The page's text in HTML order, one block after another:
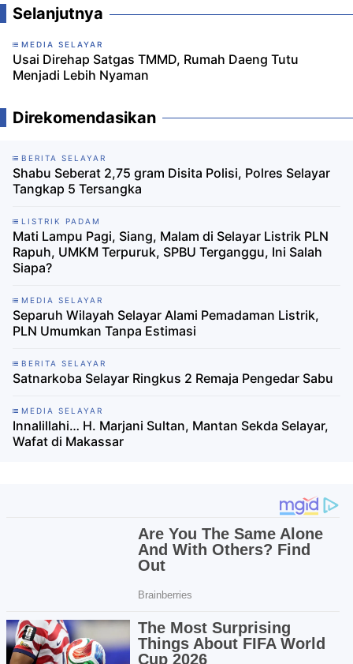
Selanjutnya
MEDIA SELAYAR
Usai Direhap Satgas TMMD, Rumah Daeng Tutu
Menjadi Lebih Nyaman
Direkomendasikan
BERITA SELAYAR
Shabu Seberat 2,75 gram Disita Polisi, Polres Selayar
Tangkap 5 Tersangka
LISTRIK PADAM
Mati Lampu Pagi, Siang, Malam di Selayar Listrik PLN
Rapuh, UMKM Terpuruk, SPBU Terganggu, Ini Salah
Siapa?
MEDIA SELAYAR
Separuh Wilayah Selayar Alami Pemadaman Listrik,
PLN Umumkan Tanpa Estimasi
BERITA SELAYAR
Satnarkoba Selayar Ringkus 2 Remaja Pengedar Sabu
MEDIA SELAYAR
Innalillahi… H. Marjani Sultan, Mantan Sekda Selayar,
Wafat di Makassar